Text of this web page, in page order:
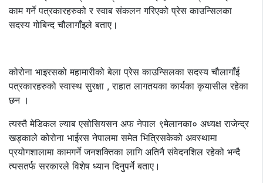
काम गर्ने पत्रकारहरुको र स्वाब संकलन गरिएको प्रेस काउन्सिलका
सदस्य गोबिन्द चौलागाँइले बताए।
कोरोना भाइरसको महामारीको बेला प्रेस काउन्सिलका सदस्य चौलागाँई
पत्रकारहरुको स्वास्थ सुरक्षा , राहात लागतयका कार्यका कृयासील रहेका
छन ।
त्यस्तै मेडिकल ल्याब एसोसियसन अफ नेपाल ९मेलानका० अध्यक्ष राजेन्द्र
खड्काले कोरोना भाईरस नेपालमा समेत भित्रिसकेको अवस्थामा
प्रयोगशालामा कामगर्ने जनशक्तिका लागि अतिनै संवेदनशिल रहेको भन्दै
त्यसतर्फ सरकारले विशेष ध्यान दिनुपर्ने बताए।